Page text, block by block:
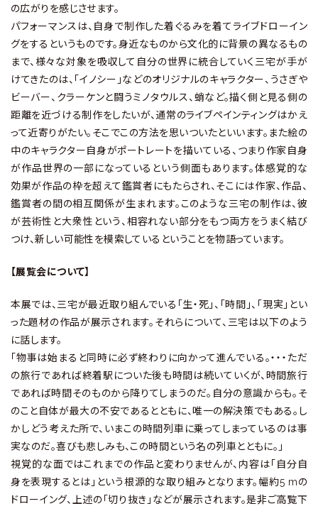
の広がりを感じさせます。
パフォーマンスは、自身で制作した着ぐるみを着てライブドローイン
グをするというものです。身近なものから文化的に背景の異なるもの
まで、様々な対象を吸収して自分の世界に統合していく三宅が手が
けてきたのは、「イノシー」などのオリジナルのキャラクター、うさぎや
ビーバー、クラーケンと闘うミノタウルス、蛸など。描く側と見る側の
距離を近づける制作をしたいが、通常のライブペインティングはかえ
って近寄りがたい。そこでこの方法を思いついたといいます。また絵の
中のキャラクター自身がポートレートを描いている、つまり作家自身
が作品世界の一部になっているという側面もあります。体感覚的な
効果が作品の枠を超えて鑑賞者にもたらされ、そこには作家、作品、
鑑賞者の間の相互関係が生まれます。このような三宅の制作は、彼
が芸術性と大衆性という、相容れない部分をもつ両方をうまく結び
つけ、新しい可能性を模索しているということを物語っています。
【展覧会について】
本展では、三宅が最近取り組んでいる「生・死」、「時間」、「現実」とい
った題材の作品が展示されます。それらについて、三宅は以下のよう
に話します。
「物事は始まると同時に必ず終わりに向かって進んでいる。・・・ただ
の旅行であれば終着駅についた後も時間は続いていくが、時間旅行
であれば時間そのものから降りてしまうのだ。自分の意識からも。そ
のこと自体が最大の不安であるとともに、唯一の解決策でもある。し
かしどう考えた所で、いまこの時間列車に乗ってしまっているのは事
実なのだ。喜びも悲しみも、この時間という名の列車とともに。」
視覚的な面ではこれまでの作品と変わりませんが、内容は「自分自
身を表現するとは」という根源的な取り組みとなります。幅約5 mの
ドローイング、上述の「切り抜き」などが展示されます。是非ご高覧下